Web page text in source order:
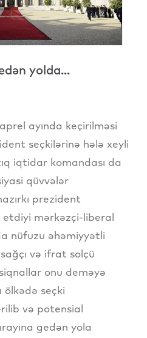
yolda...
ayında keçirilməsi
seçkilərinə hələ xeyli
iqtidar komandası da
qüvvələr
prezident
mərkəzçi-liberal
nüfuzu əhəmiyyətli
və ifrat solçü
onu deməyə
ölkədə seçki
və potensial
gedən yola